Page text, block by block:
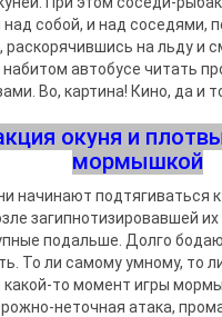
над собой, и над соседями,
на льду и
набитом автобусе читать
Во, картина! Кино, да и
окуня и
мормышкой
начинают подтягиваться к
загипнотизировавшей
подальше. Долго
То ли самому умному, то
какой-то момент игры
неточная атака,